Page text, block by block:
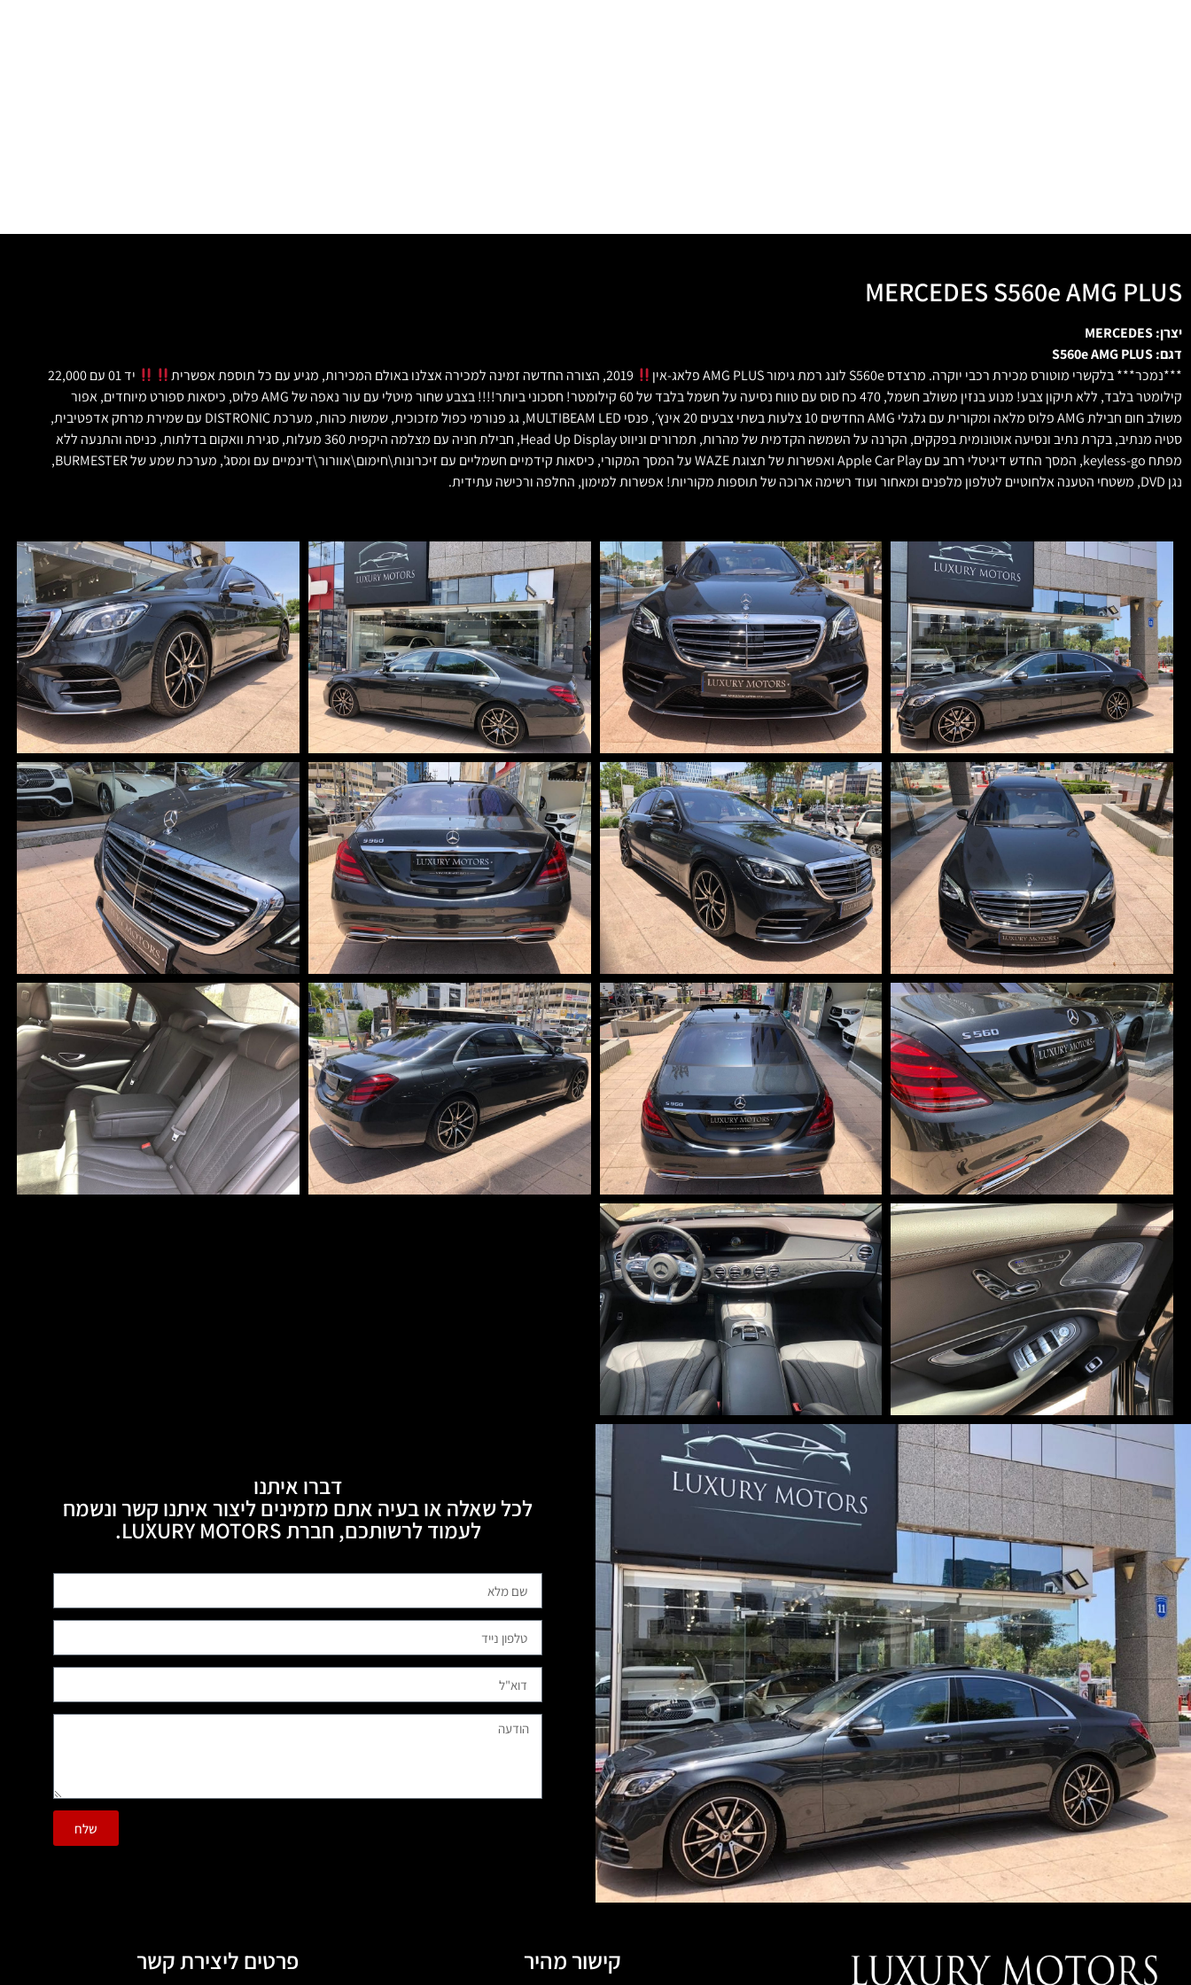
MERCEDES S560e AMG PLUS
יצרן: MERCEDES
דגם: S560e AMG PLUS
***נמכר*** בלקשרי מוטורס מכירת רכבי יוקרה. מרצדס S560e לונג רמת גימור AMG PLUS פלאג-אין
יד 01 עם 22,000
קילומטר בלבד, ללא תיקון צבע! מנוע בנזין משולב חשמל, 470 כח סוס עם טווח נסיעה על חשמל בלבד של 60 קילומטר! חסכוני ביותר!!!! בצבע שחור מיטלי עם עור נאפה של AMG פלוס, כיסאות ספורט מיוחדים, אפור
משולב חום חבילת AMG פלוס מלאה ומקורית עם גלגלי AMG החדשים 10 צלעות בשתי צבעים 20 אינץ׳, פנסי MULTIBEAM LED, גג פנורמי כפול מזכוכית, שמשות כהות, מערכת DISTRONIC עם שמירת מרחק אדפטיבית,
סטיה מנתיב, בקרת נתיב ונסיעה אוטונומית בפקקים, הקרנה על השמשה הקדמית של מהרות, תמרורים וניווט Head Up Display, חבילת חניה עם מצלמה היקפית 360 מעלות, סגירת וואקום בדלתות, כניסה והתנעה ללא
מפתח keyless-go, המסך החדש דיגיטלי רחב עם Apple Car Play ואפשרות של תצוגת WAZE על המסך המקורי, כיסאות קידמיים חשמליים עם זיכרונות\חימום\אוורור\דינמיים עם ומסג', מערכת שמע של BURMESTER,
נגן DVD, משטחי הטענה אלחוטיים לטלפון מלפנים ומאחור ועוד רשימה ארוכה של תוספות מקוריות! אפשרות למימון, החלפה ורכישה עתידית.
דברו איתנו
לכל שאלה או בעיה אתם מזמינים ליצור איתנו קשר ונשמח
לעמוד לרשותכם, חברת LUXURY MOTORS.
שלח
קישור מהיר פרטים ליצירת קשר